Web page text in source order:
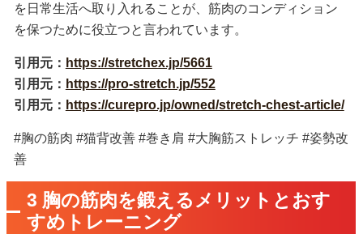
を日常生活へ取り入れることが、筋肉のコンディション
を保つために役立つと言われています。
引用元： https://stretchex.jp/5661
引用元： https://pro-stretch.jp/552
引用元： https://curepro.jp/owned/stretch-chest-article/
#胸の筋肉 #猫背改善 #巻き肩 #大胸筋ストレッチ #姿勢改
善
3 胸の筋肉を鍛えるメリットとおす
すめトレーニング